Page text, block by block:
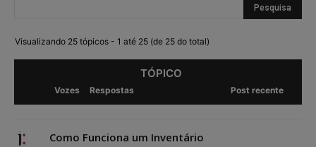
Visualizando 25 tópicos - 1 até 25 (de 25 do total)
TÓPICO
Vozes Respostas Post recente
Como Funciona um Inventário